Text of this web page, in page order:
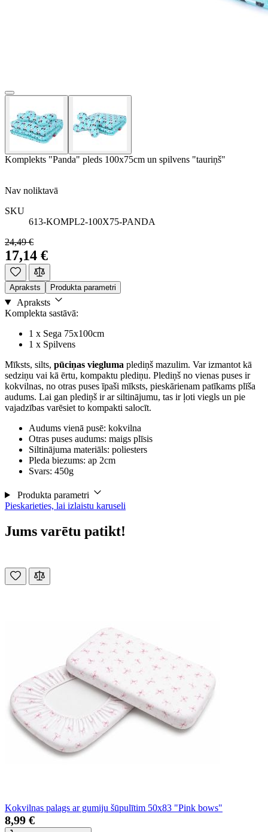
Komplekts "Panda" pleds 100x75cm un spilvens "tauriņš"
Nav noliktavā
SKU
613-KOMPL2-100X75-PANDA
24,49 €
17,14 €
Apraksts Produkta parametri
Apraksts
Komplekta sastāvā:
1 x Sega 75x100cm
1 x Spilvens
Mīksts, silts, pūciņas viegluma plediņš mazulim. Var izmantot kā
sedziņu vai kā ērtu, kompaktu plediņu. Plediņš no vienas puses ir
kokvilnas, no otras puses īpaši mīksts, pieskārienam patīkams plīša
audums. Lai gan plediņš ir ar siltinājumu, tas ir ļoti viegls un pie
vajadzības varēsiet to kompakti salocīt.
Audums vienā pusē: kokvilna
Otras puses audums: maigs plīsis
Siltinājuma materiāls: poliesters
Pleda biezums: ap 2cm
Svars: 450g
Produkta parametri
Pieskarieties, lai izlaistu karuseli
Jums varētu patikt!
Kokvilnas palags ar gumiju šūpulītim 50x83 "Pink bows"
8,99 €